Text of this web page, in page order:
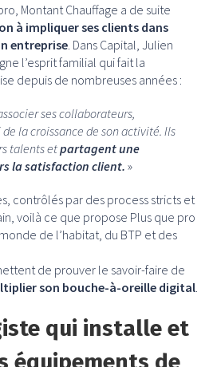
Montant Chauffage a de suite
à impliquer ses clients dans
entreprise . Dans Capital, Julien
l’esprit familial qui fait la
depuis de nombreuses années :
ses collaborateurs,
la croissance de son activité. Ils
talents etpartagent une
la satisfaction client. »
contrôlés par des process stricts et
voilà ce que propose Plus que pro
de l’habitat, du BTP et des
de prouver le savoir-faire de
son bouche-à-oreille digital
qui installe et
équipements de